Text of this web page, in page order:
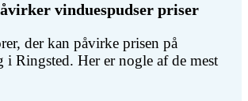
vinduespudser priser
der kan påvirke prisen på
i Ringsted. Her er nogle af de mest